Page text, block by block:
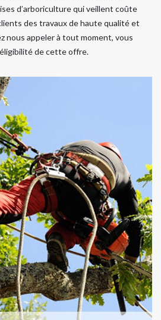
d’arboriculture qui veillent coûte
des travaux de haute qualité et
nous appeler à tout moment, vous
de cette offre.